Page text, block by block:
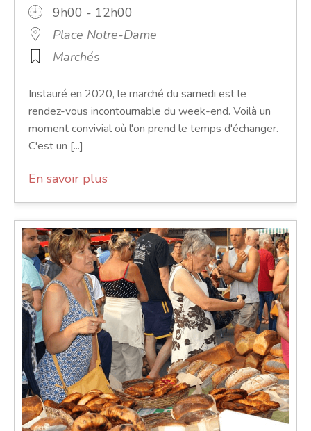
9h00 - 12h00
Place Notre-Dame
Marchés
Instauré en 2020, le marché du samedi est le
rendez-vous incontournable du week-end. Voilà un
moment convivial où l'on prend le temps d'échanger.
C'est un [...]
En savoir plus